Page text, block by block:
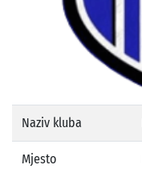
Naziv kluba
Mjesto